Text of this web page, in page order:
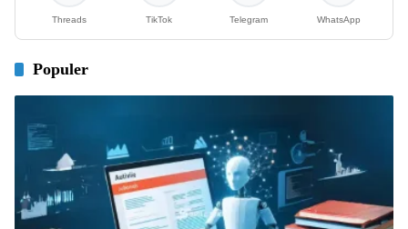
Threads TikTok Telegram WhatsApp
Populer